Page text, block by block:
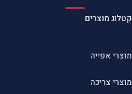
קטלוג מוצרים
מוצרי אפייה
מוצרי צריכה